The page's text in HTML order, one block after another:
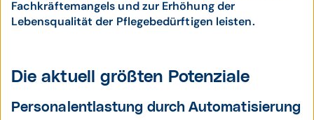
Fachkräftemangels und zur Erhöhung der
Lebensqualität der Pflegebedürftigen leisten.
Die aktuell größten Potenziale
Personalentlastung durch Automatisierung